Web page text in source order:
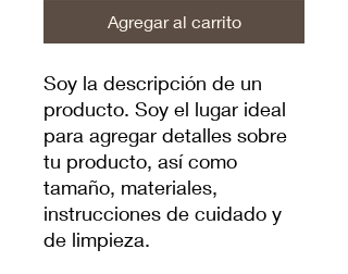
Agregar al carrito
Soy la descripción de un
producto. Soy el lugar ideal
para agregar detalles sobre
tu producto, así como
tamaño, materiales,
instrucciones de cuidado y
de limpieza.